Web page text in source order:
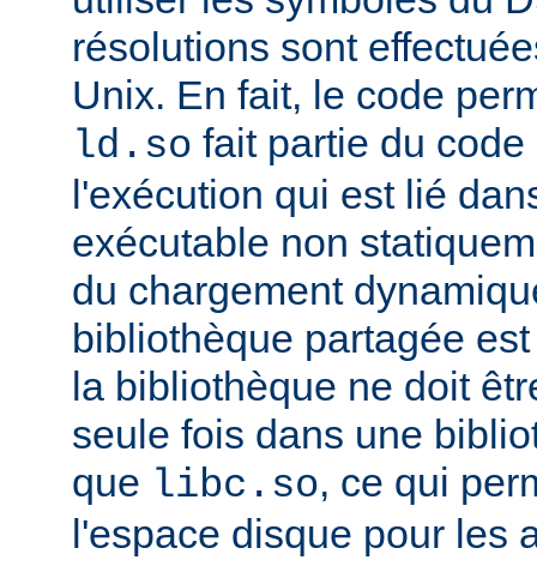
résolutions sont
Unix. En fait, le code
ld.so fait partie du
l'exécution qui est lié
exécutable non
du chargement
bibliothèque partagée
la bibliothèque ne doit
seule fois dans une
que libc.so, ce qui
l'espace disque pour les